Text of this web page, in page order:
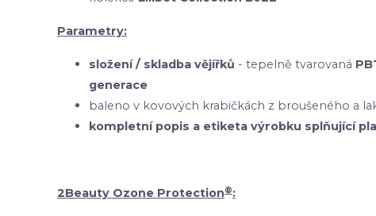
Parametry:
složení / skladba vějířků - tepelně tvarovaná
generace
baleno v kovových krabičkách z broušeného a
kompletní popis a etiketa výrobku splňující
2Beauty Ozone Protection®: